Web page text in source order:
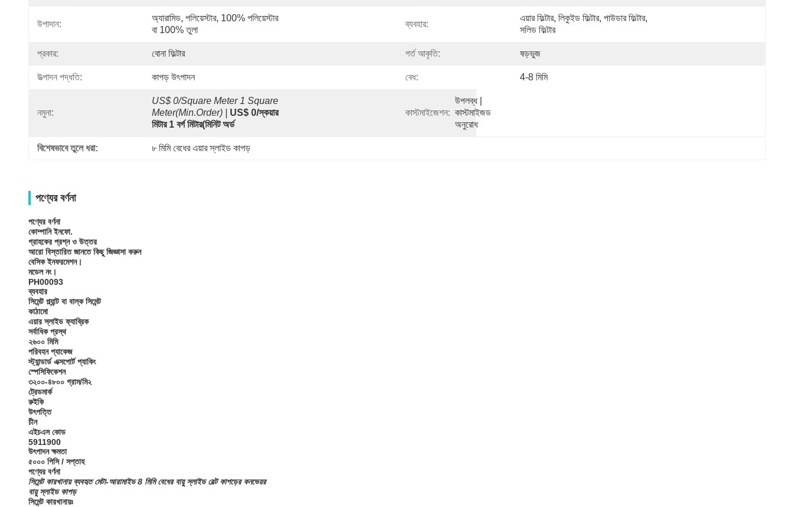
উপাদান:
অ্যারামিড, পলিয়েস্টার, 100% পলিয়েস্টার
বা 100% তুলা
ব্যবহার:
এয়ার ফিল্টার, লিকুইড ফিল্টার, পাউডার ফিল্টার,
সলিড ফিল্টার
প্রকার: বোনা ফিল্টার গর্ত আকৃতি: ষড়ভুজ
উত্পাদন পদ্ধতি: কাপড় উৎপাদন বেধ: 4-8 মিমি
নমুনা:
US$ 0/Square Meter 1 Square
Meter(Min.Order) |
US$ 0/স্কয়ার
মিটার 1 বর্গ মিটার(মিনিট অর্ড
কাস্টমাইজেশন:
উপলব্ধ |
কাস্টমাইজড
অনুরোধ
বিশেষভাবে তুলে ধরা: ৮ মিমি বেধের এয়ার স্লাইড কাপড়
পণ্যের বর্ণনা
পণ্যের বর্ণনা
কোম্পানি ইনফো.
গ্রাহকের প্রশ্ন ও উত্তর
আরো বিস্তারিত জানতে কিছু জিজ্ঞাসা করুন
বেসিক ইনফরমেশন।
মডেল নং।
PH00093
ব্যবহার
সিমেন্ট প্ল্যান্ট বা বাল্ক সিমেন্ট
কাঠামো
এয়ার স্লাইড ফ্যাব্রিক
সর্বাধিক প্রস্থ
২৬০০ মিমি
পরিবহন প্যাকেজ
স্ট্যান্ডার্ড এক্সপোর্ট প্যাকিং
স্পেসিফিকেশন
৩২০০-৪৮০০ গ্রাম/মি২
ট্রেডমার্ক
রুইকি
উৎপত্তি
চীন
এইচএস কোড
5911900
উৎপাদন ক্ষমতা
৫০০০ পিসি / সপ্তাহ
পণ্যের বর্ণনা
সিমেন্ট কারখানায় ব্যবহৃত মেটা-আরামাইড 8 মিমি বেধের বায়ু স্লাইড বেল্ট কাপড়ের কনভেয়র
বায়ু স্লাইড কাপড়
সিমেন্ট কারখানায়ঃ